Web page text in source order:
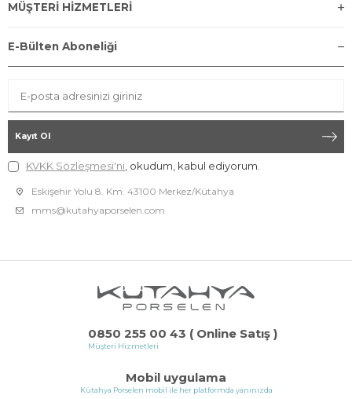
0850 255 00 43 ( Online Satış )
Müşteri Hizmetleri
Mobil uygulama
Kütahya Porselen mobil ile her platformda yanınızda
MÜŞTERİ HİZMETLERİ
E-Bülten Aboneliği
Kayıt Ol
KVKK Sözleşmesi'ni , okudum, kabul ediyorum.
Eskişehir Yolu 8. Km. 43100 Merkez/Kütahya
mms@kutahyaporselen.com